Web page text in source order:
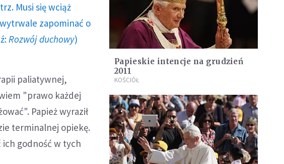
Musi się wciąż
zapominać o
Rozwój duchowy)
paliatywnej,
"prawo każdej
Papież wyraził
terminalnej opiekę.
ich godność w tych
Papieskie intencje na grudzień
2011
KOŚCIÓŁ